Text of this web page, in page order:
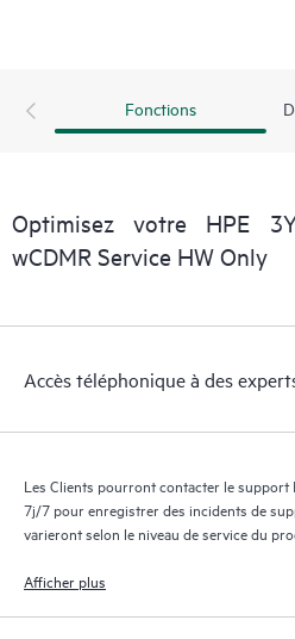
Fonctions
Optimisez votre HPE
wCDMR Service HW Only
Accès téléphonique à des
Les Clients pourront contacter le support
7j/7 pour enregistrer des incidents de
varieront selon le niveau de service du
Afficher plus